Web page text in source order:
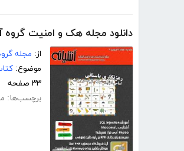
دانلود مجله هک و امنیت گروه
از: مجله
موضوع:
۳۳ صفحه
برچسب‌ها: